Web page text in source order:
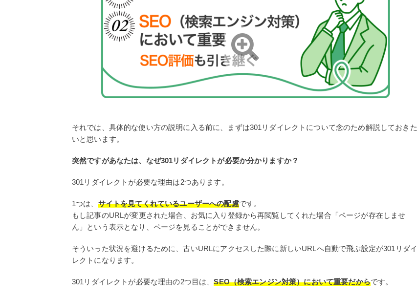
それでは、具体的な使い方の説明に入る前に、まずは301リダイレクトについて念のため解説しておきた
いと思います。
突然ですがあなたは、なぜ301リダイレクトが必要か分かりますか？
301リダイレクトが必要な理由は2つあります。
1つは、 サイトを見てくれているユーザーへの配慮です。
もし記事のURLが変更された場合、お気に入り登録から再閲覧してくれた場合「ページが存在しませ
ん」という表示となり、ページを見ることができません。
そういった状況を避けるために、古いURLにアクセスした際に新しいURLへ自動で飛ぶ設定が301リダイ
レクトになります。
301リダイレクトが必要な理由の2つ目は、SEO（検索エンジン対策）において重要だからです。